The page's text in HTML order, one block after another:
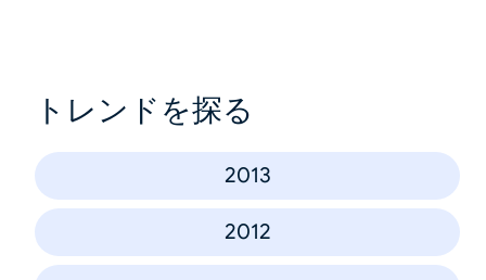
トレンドを探る
2013
2012